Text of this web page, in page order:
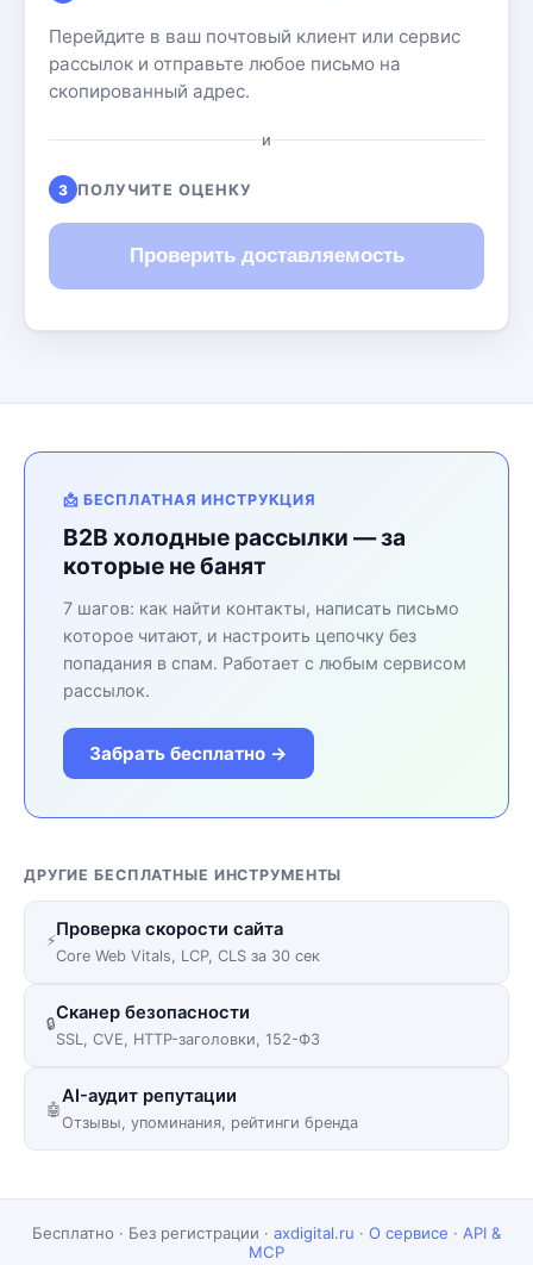
Перейдите в ваш почтовый клиент или сервис
рассылок и отправьте любое письмо на
скопированный адрес.
и
3 ПОЛУЧИТЕ ОЦЕНКУ
Проверить доставляемость
📩 БЕСПЛАТНАЯ ИНСТРУКЦИЯ
B2B холодные рассылки — за
которые не банят
7 шагов: как найти контакты, написать письмо
которое читают, и настроить цепочку без
попадания в спам. Работает с любым сервисом
рассылок.
Забрать бесплатно →
ДРУГИЕ БЕСПЛАТНЫЕ ИНСТРУМЕНТЫ
⚡
Проверка скорости сайта
Core Web Vitals, LCP, CLS за 30 сек
🔒
Сканер безопасности
SSL, CVE, HTTP-заголовки, 152-ФЗ
🤖
AI-аудит репутации
Отзывы, упоминания, рейтинги бренда
Бесплатно · Без регистрации · axdigital.ru · О сервисе · API &
MCP